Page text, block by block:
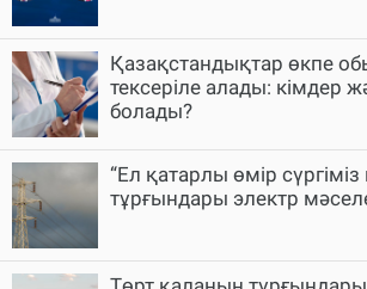
Қазақстандықтар өкпе
тексеріле алады: кімдер
болады?
“Ел қатарлы өмір сүргіміз
тұрғындары электр